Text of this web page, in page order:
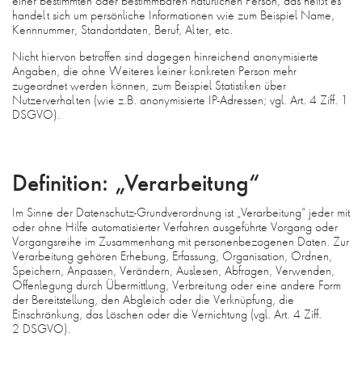
handelt sich um persönliche Informationen wie zum Beispiel Name,
Kennnummer, Standortdaten, Beruf, Alter, etc.
Nicht hiervon betroffen sind dagegen hinreichend anonymisierte
Angaben, die ohne Weiteres keiner konkreten Person mehr
zugeordnet werden können, zum Beispiel Statistiken über
Nutzerverhalten (wie z.B. anonymisierte IP-Adressen; vgl. Art. 4 Ziff. 1
DSGVO).
Definition: „Verarbeitung“
Im Sinne der Datenschutz-Grundverordnung ist „Verarbeitung“ jeder mit
oder ohne Hilfe automatisierter Verfahren ausgeführte Vorgang oder
Vorgangsreihe im Zusammenhang mit personenbezogenen Daten. Zur
Verarbeitung gehören Erhebung, Erfassung, Organisation, Ordnen,
Speichern, Anpassen, Verändern, Auslesen, Abfragen, Verwenden,
Offenlegung durch Übermittlung, Verbreitung oder eine andere Form
der Bereitstellung, den Abgleich oder die Verknüpfung, die
Einschränkung, das Löschen oder die Vernichtung (vgl. Art. 4 Ziff.
2 DSGVO).